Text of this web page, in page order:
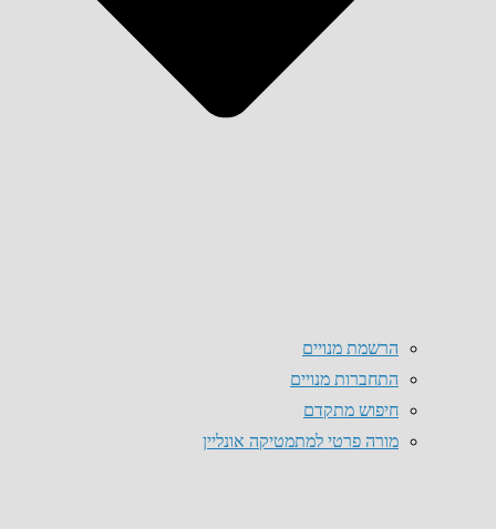
הרשמת מנויים
התחברות מנויים
חיפוש מתקדם
מורה פרטי למתמטיקה אונליין